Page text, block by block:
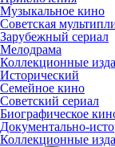
Музыкальное кино
Советская
Зарубежный сериал
Мелодрама
Коллекционные
Исторический
Семейное кино
Советский сериал
Биографическое
Документально-
Коллекционные